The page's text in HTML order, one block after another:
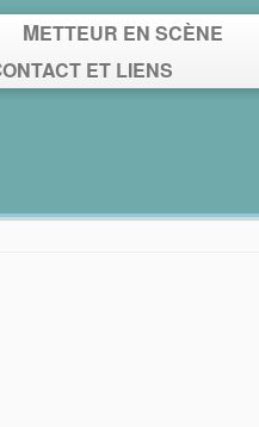
METTEUR EN SCÈNE
CONTACT ET LIENS